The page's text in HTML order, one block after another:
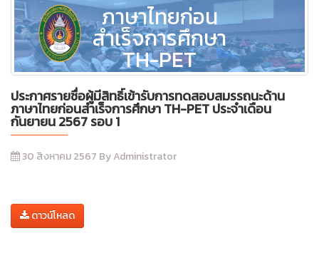
ภาษาไทยก่อน
สำเร็จการศึกษา
TH-PET
ประกาศรายชื่อผู้มีสิทธิ์เข้ารับการทดสอบสมรรถนะด้าน
ภาษาไทยก่อนสำเร็จการศึกษา TH-PET ประจำเดือน
กันยายน 2567 รอบ 1
30 สิงหาคม 2567 By Administrator
ดาวน์โหลด